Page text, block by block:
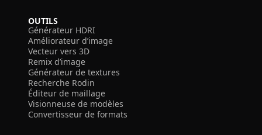
OUTILS
Générateur HDRI
Améliorateur d’image
Vecteur vers 3D
Remix d’image
Générateur de textures
Recherche Rodin
Éditeur de maillage
Visionneuse de modèles
Convertisseur de formats